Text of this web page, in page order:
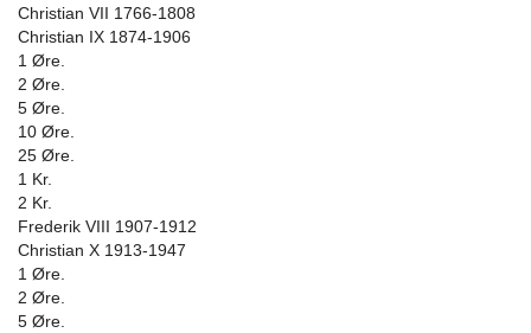
Christian VII 1766-1808
Christian IX 1874-1906
1 Øre.
2 Øre.
5 Øre.
10 Øre.
25 Øre.
1 Kr.
2 Kr.
Frederik VIII 1907-1912
Christian X 1913-1947
1 Øre.
2 Øre.
5 Øre.